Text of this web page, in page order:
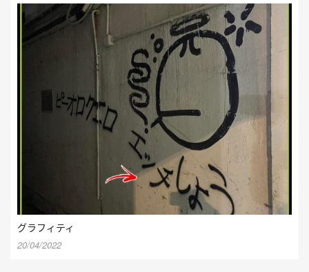
グラフィティ
20/04/2022